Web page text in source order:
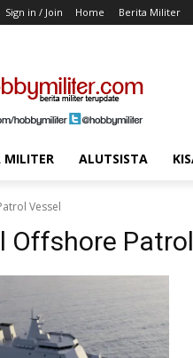
Sign in / Join Home Berita Militer
MILITER ALUTSISTA
Vessel
Offshore